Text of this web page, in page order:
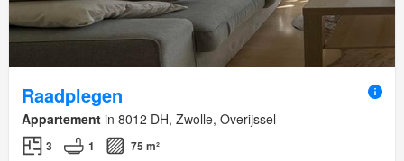
Raadplegen
Appartement in 8012 DH, Zwolle, Overijssel
3 1 75 m²